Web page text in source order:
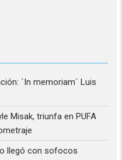
´In memoriam´ Luis
Misak, triunfa en PUFA
llegó con sofocos